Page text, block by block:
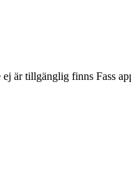
är tillgänglig finns Fass